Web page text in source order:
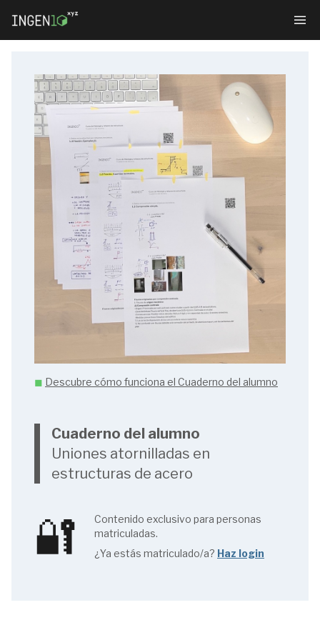
◼︎ Descubre cómo funciona el Cuaderno del alumno
Cuaderno del alumno
Uniones atornilladas en
estructuras de acero
🔐
Contenido exclusivo para personas
matriculadas.
¿Ya estás matriculado/a? Haz login